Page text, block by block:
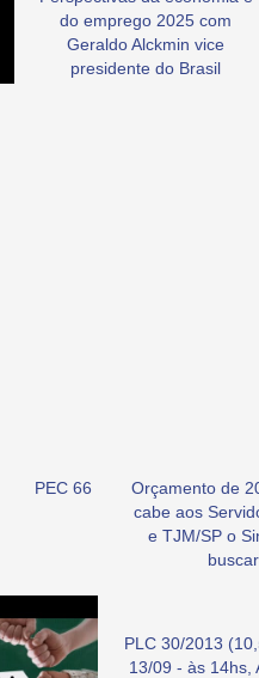
do emprego 2025 com
Geraldo Alckmin vice
presidente do Brasil
PEC 66
Orçamento de
cabe aos
e TJM/SP o
PLC 30/2013
13/09 - às 14hs,